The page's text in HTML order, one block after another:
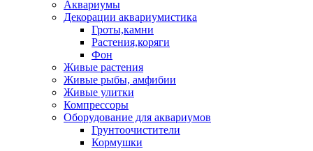
Аквариумы
Декорации аквариумистика
Гроты,камни
Растения,коряги
Фон
Живые растения
Живые рыбы, амфибии
Живые улитки
Компрессоры
Оборудование для аквариумов
Грунтоочистители
Кормушки